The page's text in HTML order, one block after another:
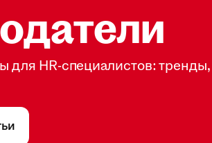
для HR-специалистов: